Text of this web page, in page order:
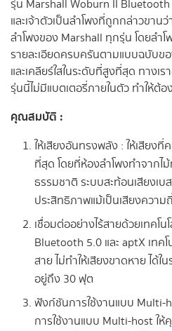
รุ่น Marshall Woburn II
และเจ้าตัวเป็นลำโพงที่ถูกกล่าวขาน
ลำโพงของ Marshall ทุกรุ่น โดยลำ
รายละเอียดครบครันตามแบบฉบับข
และเคลียร์ใสในระดับที่สูงที่สุด ทางเ
รุ่นนี้ไม่มีแบตเตอรี่ภายในตัว ทำให้ต้
คุณสมบัติ :
ให้เสียงอันทรงพลัง : ให้เสียงที่
ที่สุด โดยที่ห้องลำโพงทำจากไม้
ธรรมชาติ ระบบสะท้อนเสียงเ
ประสิทธิภาพแม้เป็นเสียงความ
เชื่อมต่ออย่างไร้สายด้วยเทคโ
Bluetooth 5.0 และ aptX เทคโ
สาย ไม่ทำให้เสียงขาดหาย ได้ใ
อยู่ถึง 30 ฟุต
ฟังก์ชันการใช้งานแบบ Multi-
การใช้งานแบบ Multi-host ใ